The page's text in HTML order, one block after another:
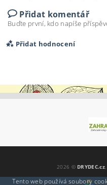
Přidat komentář
Buďte první, kdo napíše
Přidat hodnocení
2026 © DRYDEC.cz
Tento web používá soubory